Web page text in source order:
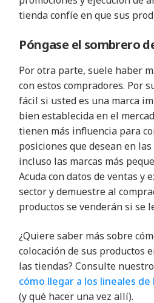
tienda confíe en que sus
Póngase el sombrero
Por otra parte, suele haber
con estos compradores. Por
fácil si usted es una marca
bien establecida en el
tienen más influencia para
posiciones que desean en
incluso las marcas más
Acuda con datos de ventas y
sector y demuestre al
productos se venderán si se
¿Quiere saber más sobre
colocación de sus productos
las tiendas? Consulte
cómo llegar a los lineales
(y qué hacer una vez allí).